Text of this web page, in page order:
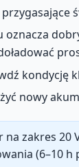
kondycję
nowy
zakres 20
(6–10